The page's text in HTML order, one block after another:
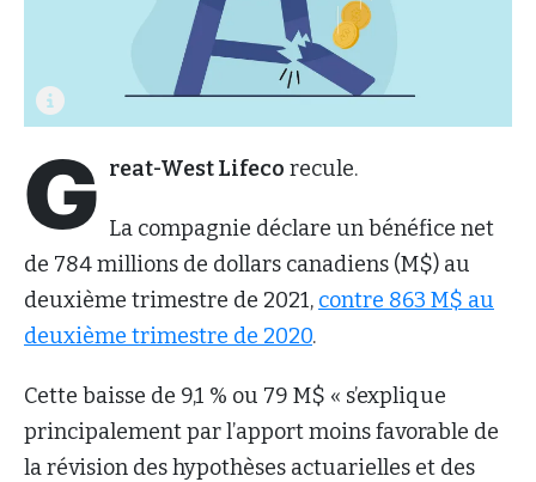
G reat-West Lifeco recule.
La compagnie déclare un bénéfice net
de 784 millions de dollars canadiens (M$) au
deuxième trimestre de 2021, contre 863 M$ au
deuxième trimestre de 2020.
Cette baisse de 9,1 % ou 79 M$ « s’explique
principalement par l’apport moins favorable de
la révision des hypothèses actuarielles et des